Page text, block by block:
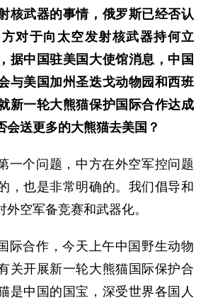
核武器的事情，俄罗斯已经否认
对于向太空发射核武器持何立
据中国驻美国大使馆消息，中国
与美国加州圣迭戈动物园和西班
新一轮大熊猫保护国际合作达成
会送更多的大熊猫去美国？
一个问题，中方在外空军控问题
，也是非常明确的。我们倡导和
空军备竞赛和武器化。
际合作，今天上午中国野生动物
关开展新一轮大熊猫国际保护合
是中国的国宝，深受世界各国人